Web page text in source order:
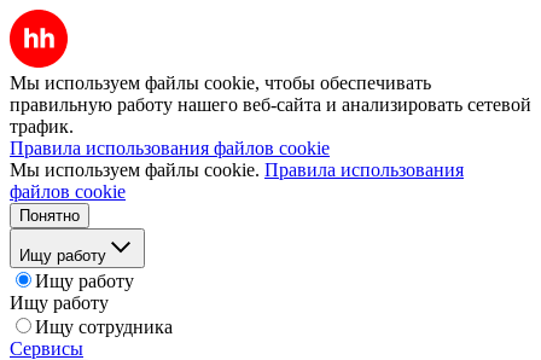
Мы используем файлы cookie, чтобы обеспечивать
правильную работу нашего веб-сайта и анализировать сетевой
трафик.
Правила использования файлов cookie
Мы используем файлы cookie. Правила использования
файлов cookie
Понятно
Ищу работу
Ищу работу
Ищу работу
Ищу сотрудника
Сервисы